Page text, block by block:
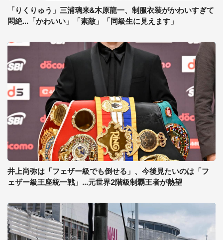
「りくりゅう」三浦璃来&木原龍一、制服衣装がかわいすぎて
悶絶...「かわいい」「素敵」「同級生に見えます」
井上尚弥は「フェザー級でも倒せる」、今後見たいのは「フ
ェザー級王座統一戦」...元世界2階級制覇王者が熱望